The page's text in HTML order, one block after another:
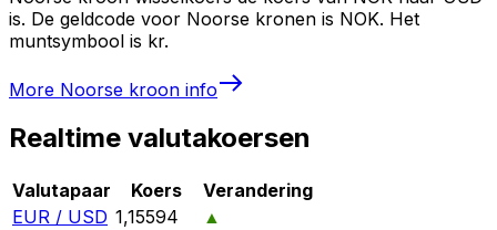
is. De geldcode voor Noorse kronen is NOK. Het
muntsymbool is kr.
More Noorse kroon info
Realtime valutakoersen
Valutapaar Koers
Verandering
EUR / USD 1,15594
▲